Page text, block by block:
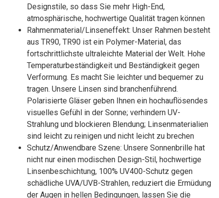
Designstile, so dass Sie mehr High-End,
atmosphärische, hochwertige Qualität tragen können
Rahmenmaterial/Linseneffekt: Unser Rahmen besteht
aus TR90, TR90 ist ein Polymer-Material, das
fortschrittlichste ultraleichte Material der Welt. Hohe
Temperaturbeständigkeit und Beständigkeit gegen
Verformung. Es macht Sie leichter und bequemer zu
tragen. Unsere Linsen sind branchenführend.
Polarisierte Gläser geben Ihnen ein hochauflösendes
visuelles Gefühl in der Sonne; verhindern UV-
Strahlung und blockieren Blendung; Linsenmaterialien
sind leicht zu reinigen und nicht leicht zu brechen
Schutz/Anwendbare Szene: Unsere Sonnenbrille hat
nicht nur einen modischen Design-Stil, hochwertige
Linsenbeschichtung, 100% UV400-Schutz gegen
schädliche UVA/UVB-Strahlen, reduziert die Ermüdung
der Augen in hellen Bedingungen, lassen Sie die